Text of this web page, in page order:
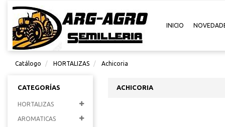
INICIO
Catálogo HORTALIZAS Achicoria
CATEGORÍAS
HORTALIZAS
AROMATICAS
ACHICORIA